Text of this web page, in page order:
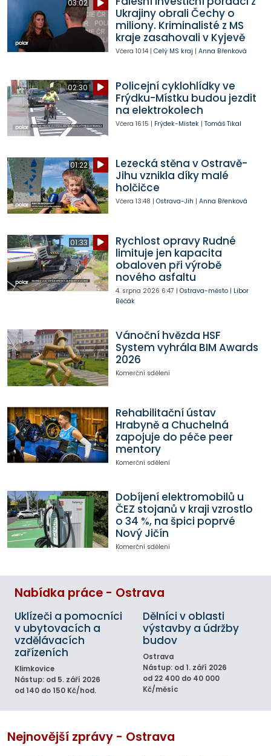
03:02
Ukrajiny obrali Čechy o
miliony. Kriminalisté z MS
kraje zasahovali v Kyjevě
Včera 10:14| Celý MS kraj | Anna Břenková
02:30
Policejní cyklohlídky ve
Frýdku-Místku budou jezdit
na elektrokolech
Včera 16:15 | Frýdek-Místek| Tomáš Tikal
01:22
Lezecká stěna v Ostravě-
Jihu vznikla díky malé
holčičce
Včera 13:48 | Ostrava-Jih | Anna Břenková
01:33
Rychlost opravy Rudné
limituje jen kapacita
obaloven při výrobě
nového asfaltu
4. srpna 2026 6:47 | Ostrava-město| Libor
Běčák
Vánoční hvězda HSF
System vyhrála BIM Awards
2026
Komerční sdělení
Rehabilitační ústav
Hrabyně a Chuchelná
zapojuje do péče peer
mentory
Komerční sdělení
Dobíjení elektromobilů u
ČEZ stojanů v kraji vzrostlo
o 34 %, na špici poprvé
Nový Jičín
Komerční sdělení
Nabídka práce - Ostrava
Uklízeči a pomocníci
v ubytovacích a
vzdělávacích
zařízeních
Klimkovice
Nástup: od 5. září 2026
od 140 do 150 Kč/hod.
Dělníci v oblasti
výstavby a údržby
budov
Ostrava
Nástup: od 1. září 2026
od 22 400 do 40 000
Kč/měsíc
Nejnovější zprávy - Ostrava